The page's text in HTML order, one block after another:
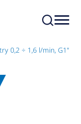
0,2 ÷ 1,6 l/min, G1"